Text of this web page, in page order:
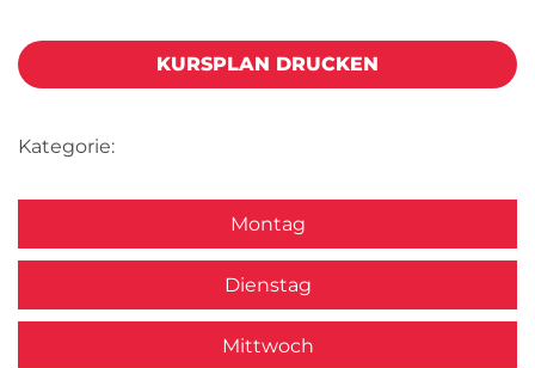
KURSPLAN DRUCKEN
Kategorie:
Montag
Dienstag
Mittwoch